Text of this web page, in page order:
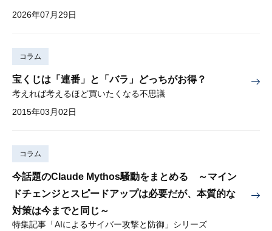
2026年07月29日
コラム
宝くじは「連番」と「バラ」どっちがお得？
考えれば考えるほど買いたくなる不思議
2015年03月02日
コラム
今話題のClaude Mythos騒動をまとめる ～マイン
ドチェンジとスピードアップは必要だが、本質的な
対策は今までと同じ～
特集記事「AIによるサイバー攻撃と防御」シリーズ